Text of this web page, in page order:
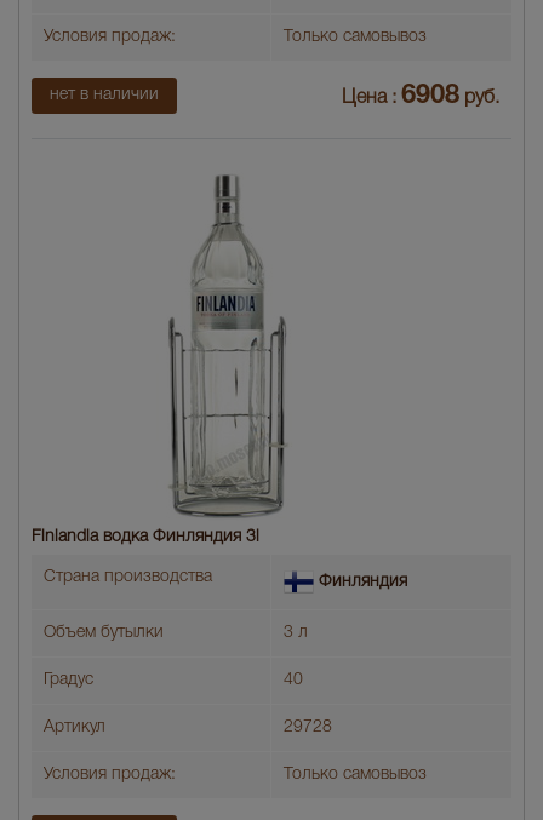
Условия продаж: Только самовывоз
нет в наличии Цена : 6908 руб.
Finlandia водка Финляндия 3l
Страна производства Финляндия
Объем бутылки 3 л
Градус 40
Артикул 29728
Условия продаж: Только самовывоз